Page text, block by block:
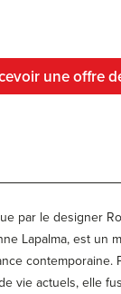
une offre
par le designer
Lapalma, est un
contemporaine.
vie actuels, elle